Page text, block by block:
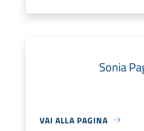
Sonia
VAI ALLA PAGINA